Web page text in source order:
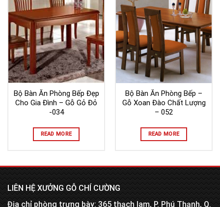
Bộ Bàn Ăn Phòng Bếp Đẹp
Cho Gia Đình – Gỗ Gỏ Đỏ
-034
READ MORE
Bộ Bàn Ăn Phòng Bếp –
Gỗ Xoan Đào Chất Lượng
– 052
READ MORE
LIÊN HỆ XƯỞNG GỖ CHÍ CƯỜNG
Địa chỉ phòng trưng bày: 365 thạch lam, P. Phú Thạnh, Q.